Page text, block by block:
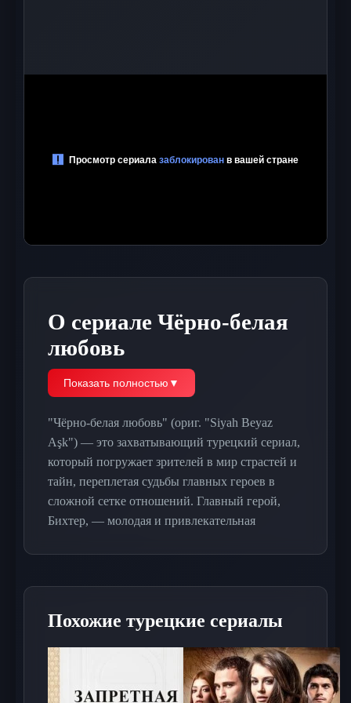
О сериале Чёрно-белая
любовь
Показать полностью ▼
"Чёрно-белая любовь" (ориг. "Siyah Beyaz
Aşk") — это захватывающий турецкий сериал,
который погружает зрителей в мир страстей и
тайн, переплетая судьбы главных героев в
сложной сетке отношений. Главный герой,
Бихтер, — молодая и привлекательная
который вызывает в ней бурю эмоций.
запретная связь, полная страсти и опасности,
что приводит к множеству конфликтов и
неожиданным поворотам событий.
Похожие турецкие сериалы